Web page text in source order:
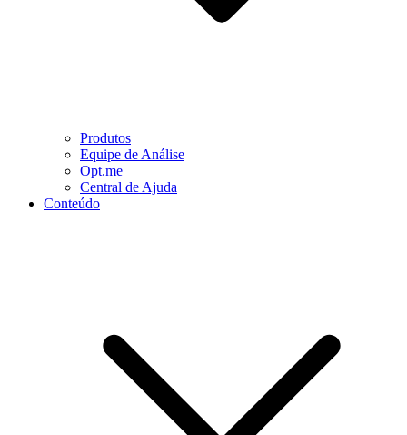
Produtos
Equipe de Análise
Opt.me
Central de Ajuda
Conteúdo